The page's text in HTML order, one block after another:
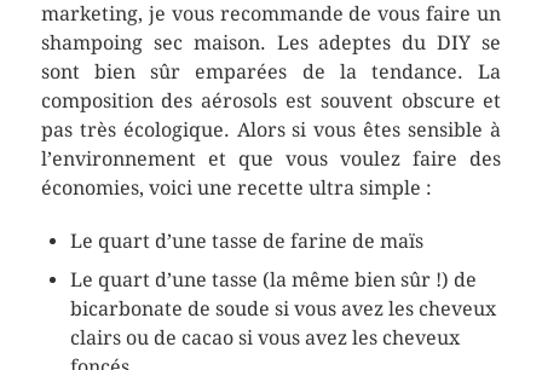
marketing, je vous recommande de vous faire un
shampoing sec maison. Les adeptes du DIY se
sont bien sûr emparées de la tendance. La
composition des aérosols est souvent obscure et
pas très écologique. Alors si vous êtes sensible à
l’environnement et que vous voulez faire des
économies, voici une recette ultra simple :
Le quart d’une tasse de farine de maïs
Le quart d’une tasse (la même bien sûr !) de
bicarbonate de soude si vous avez les cheveux
clairs ou de cacao si vous avez les cheveux